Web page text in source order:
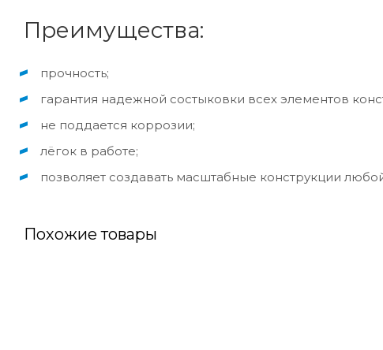
Преимущества:
прочность;
гарантия надежной состыковки всех элементов
не поддается коррозии;
лёгок в работе;
позволяет создавать масштабные конструкции
Похожие товары